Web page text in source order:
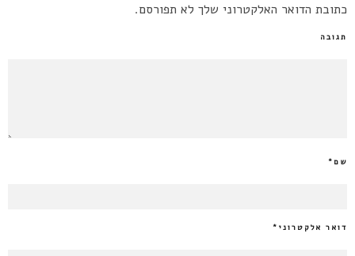
כתובת הדואר האלקטרוני שלך לא תפורסם.
תגובה
שם*
דואר אלקטרוני *